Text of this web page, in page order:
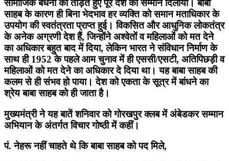
सामाजिक बंधनों को तोड़ते हुए पूरे देश को सम्मान दिलाया। बाबा
साहब के कारण ही बिना भेदभाव हर व्यक्ति को समान मताधिकार के
उपयोग की स्वतंत्रता प्राप्त हुई। विकसित और आधुनिक लोकतंत्र
के अनेक अग्रणी देश हैं, जिन्होंने अश्वेतों व महिलाओं को मत देने
का अधिकार बहुत बाद में दिया, लेकिन भारत ने संविधान निर्माण के
साथ ही 1952 के पहले आम चुनाव में ही एससी/एसटी, अतिपिछड़ी व
महिलाओं को मत देने का अधिकार दे दिया था। यह बाबा साहब की
कलम से ही संभव हो पाया। देश को एकता के सूत्र में बांधने का
श्रेय बाबा साहब को ही जाता है।
मुख्यमंत्री ने यह बातें शनिवार को गोरखपुर क्लब में अंबेडकर सम्मान
अभियान के अंतर्गत विचार गोष्ठी में कहीं।
पं. नेहरू नहीं चाहते थे कि बाबा साहब को पद मिले,